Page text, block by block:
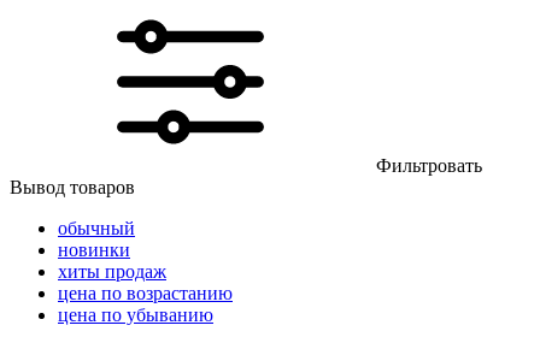
Фильтровать
Вывод товаров
обычный
новинки
хиты продаж
цена по возрастанию
цена по убыванию